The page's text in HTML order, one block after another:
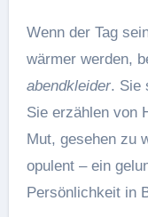
Wenn der Tag
wärmer werden,
abendkleider. Sie
Sie erzählen von
Mut, gesehen zu
opulent – ein
Persönlichkeit in